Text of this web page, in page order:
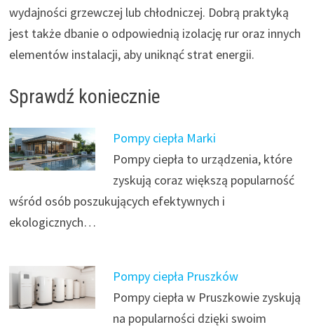
wydajności grzewczej lub chłodniczej. Dobrą praktyką
jest także dbanie o odpowiednią izolację rur oraz innych
elementów instalacji, aby uniknąć strat energii.
Sprawdź koniecznie
Pompy ciepła Marki
Pompy ciepła to urządzenia, które
zyskują coraz większą popularność
wśród osób poszukujących efektywnych i
ekologicznych…
Pompy ciepła Pruszków
Pompy ciepła w Pruszkowie zyskują
na popularności dzięki swoim